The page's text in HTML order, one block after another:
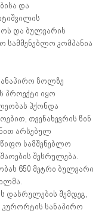
და
და ბულვარის
სამშენებლო კომპანია
ზოლზე
პროექტი იყო
ჰქონდა
თვენახევრის წინ
არსებულ
სამშენებლო
შესრულება.
650 მეტრი ბულვარი
დასრულების შემდეგ,
კურორტის სანაპირო